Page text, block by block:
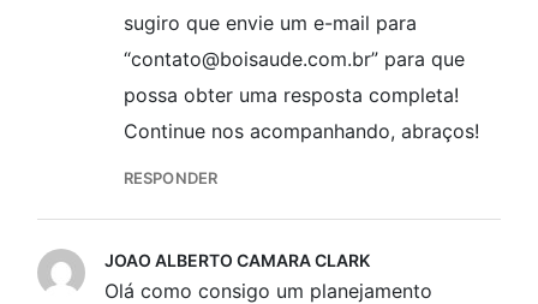
sugiro que envie um e-mail para
“contato@boisaude.com.br” para que
possa obter uma resposta completa!
Continue nos acompanhando, abraços!
RESPONDER
JOAO ALBERTO CAMARA CLARK
Olá como consigo um planejamento